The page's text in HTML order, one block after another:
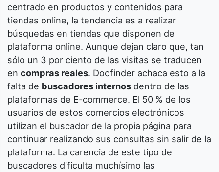
centrado en productos y contenidos para
tiendas online, la tendencia es a realizar
búsquedas en tiendas que disponen de
plataforma online. Aunque dejan claro que, tan
sólo un 3 por ciento de las visitas se traducen
en compras reales. Doofinder achaca esto a la
falta de buscadores internos dentro de las
plataformas de E-commerce. El 50 % de los
usuarios de estos comercios electrónicos
utilizan el buscador de la propia página para
continuar realizando sus consultas sin salir de la
plataforma. La carencia de este tipo de
buscadores dificulta muchísimo las